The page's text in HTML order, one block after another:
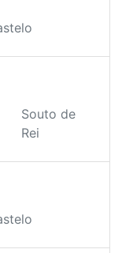
Souto de
Rei